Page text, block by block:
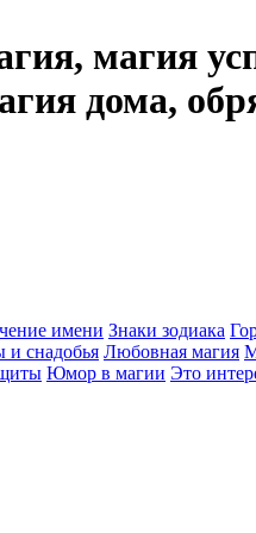
магия
дома,
имени Знаки зодиака
и снадобья Любовная магия
Юмор в магии Это